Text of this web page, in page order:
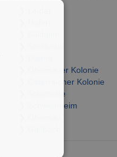
❯ Obernauer Kolonie
❯ Österreicher Kolonie
❯ Stadtmitte
❯ Schweinheim